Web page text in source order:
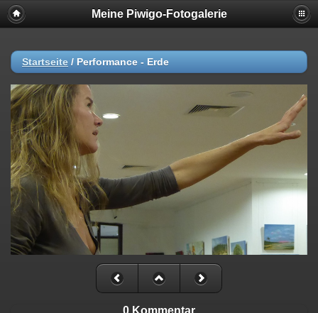
Meine Piwigo-Fotogalerie
Startseite / Performance - Erde
0 Kommentar